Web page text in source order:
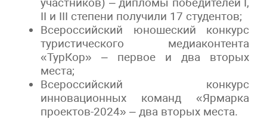
II и III степени получили 17 студентов;
Всероссийский юношеский конкурс
туристического медиаконтента
«ТурКор» – первое и два вторых
места;
Всероссийский конкурс
инновационных команд «Ярмарка
проектов-2024» – два вторых места.